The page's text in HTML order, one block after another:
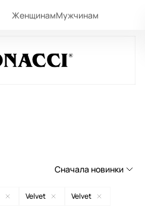
ЖенщинамМужчинам
Сначала новинки
Сначала новинки
Velvet Velvet